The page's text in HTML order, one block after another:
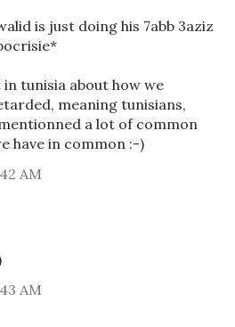
is just doing his 7abb 3aziz
in tunisia about how we
meaning tunisians,
a lot of common
have in common :-)
AM
AM